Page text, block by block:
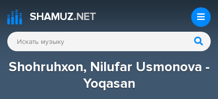
SHAMUZ.NET
Shohruhxon, Nilufar Usmonova -
Yoqasan